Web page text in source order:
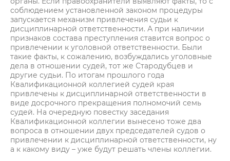
соблюдением установленной законом процедуры
запускается механизм привлечения судьи к
дисциплинарной ответственности. А при наличии
признаков состава преступления ставится вопрос о
привлечении к уголовной ответственности. Были
такие факты, к сожалению, возбуждались уголовные
дела в отношении судей, тот же Стародубцев и
другие судьи. По итогам прошлого года
Квалификационной коллегией судей края
привлечены к дисциплинарной ответственности в
виде досрочного прекращения полномочий семь
судей. На очередную повестку заседания
Квалификационной коллегии вынесено тоже два
вопроса в отношении двух председателей судов о
привлечении к дисциплинарной ответственности, ну
а к какому виду – уже будут решать члены коллегии.